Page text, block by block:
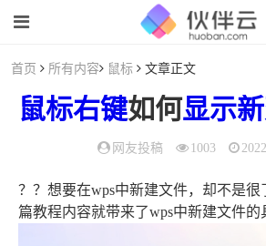
首页 所有内容 鼠标 文章正文
鼠标右键如何显示
网友投稿 1003
？？想要在wps中新建文件，却不是很
篇教程内容就带来了wps中新建文件的